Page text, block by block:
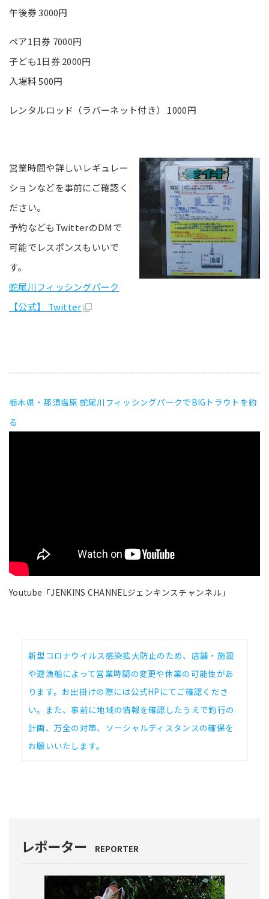
午後券 3000円
ペア1日券 7000円
子ども1日券 2000円
入場料 500円
レンタルロッド（ラバーネット付き） 1000円
営業時間や詳しいレギュレー
ションなどを事前にご確認く
ださい。
予約などもTwitterのDMで
可能でレスポンスもいいで
す。
蛇尾川フィッシングパーク
【公式】 Twitter
栃木県・那須塩原 蛇尾川フィッシングパークでBIGトラウトを釣
る
Youtube「JENKINS CHANNELジェンキンスチャンネル」
新型コロナウイルス感染拡大防止のため、店舗・施設
や遊漁船によって営業時間の変更や休業の可能性があ
ります。お出掛けの際には公式HPにてご確認くださ
い。また、事前に地域の情報を確認したうえで釣行の
計画、万全の対策、ソーシャルディスタンスの確保を
お願いいたします。
レポーター REPORTER